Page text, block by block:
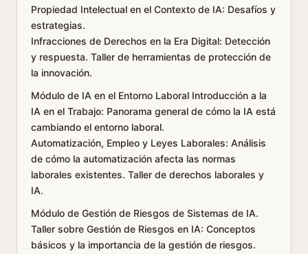
Propiedad Intelectual en el Contexto de IA: Desafíos y
estrategias.
Infracciones de Derechos en la Era Digital: Detección
y respuesta. Taller de herramientas de protección de
la innovación.
Módulo de IA en el Entorno Laboral Introducción a la
IA en el Trabajo: Panorama general de cómo la IA está
cambiando el entorno laboral.
Automatización, Empleo y Leyes Laborales: Análisis
de cómo la automatización afecta las normas
laborales existentes. Taller de derechos laborales y
IA.
Módulo de Gestión de Riesgos de Sistemas de IA.
Taller sobre Gestión de Riesgos en IA: Conceptos
básicos y la importancia de la gestión de riesgos.